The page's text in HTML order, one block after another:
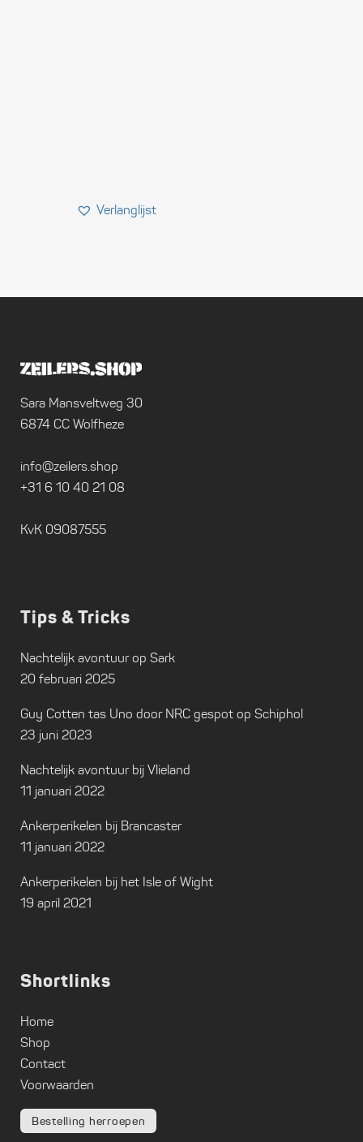
Sara Mansveltweg 30
6874 CC Wolfheze
info@zeilers.shop
+31 6 10 40 21 08
KvK 09087555
Tips & Tricks
Nachtelijk avontuur op Sark
20 februari 2025
Guy Cotten tas Uno door NRC gespot op Schiphol
23 juni 2023
Nachtelijk avontuur bij Vlieland
11 januari 2022
Ankerperikelen bij Brancaster
11 januari 2022
Ankerperikelen bij het Isle of Wight
19 april 2021
Shortlinks
Home
Shop
Contact
Voorwaarden
Bestelling herroepen